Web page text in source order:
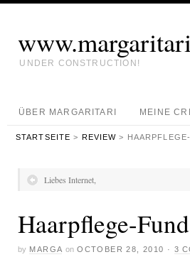
UNDER CONSTRUCTION!
ÜBER MARGARITARI MEINE
STARTSEITE > REVIEW >
Liebes Internet,
Haarpflege-
by MARGA on OCTOBER 28, 2010 · 3